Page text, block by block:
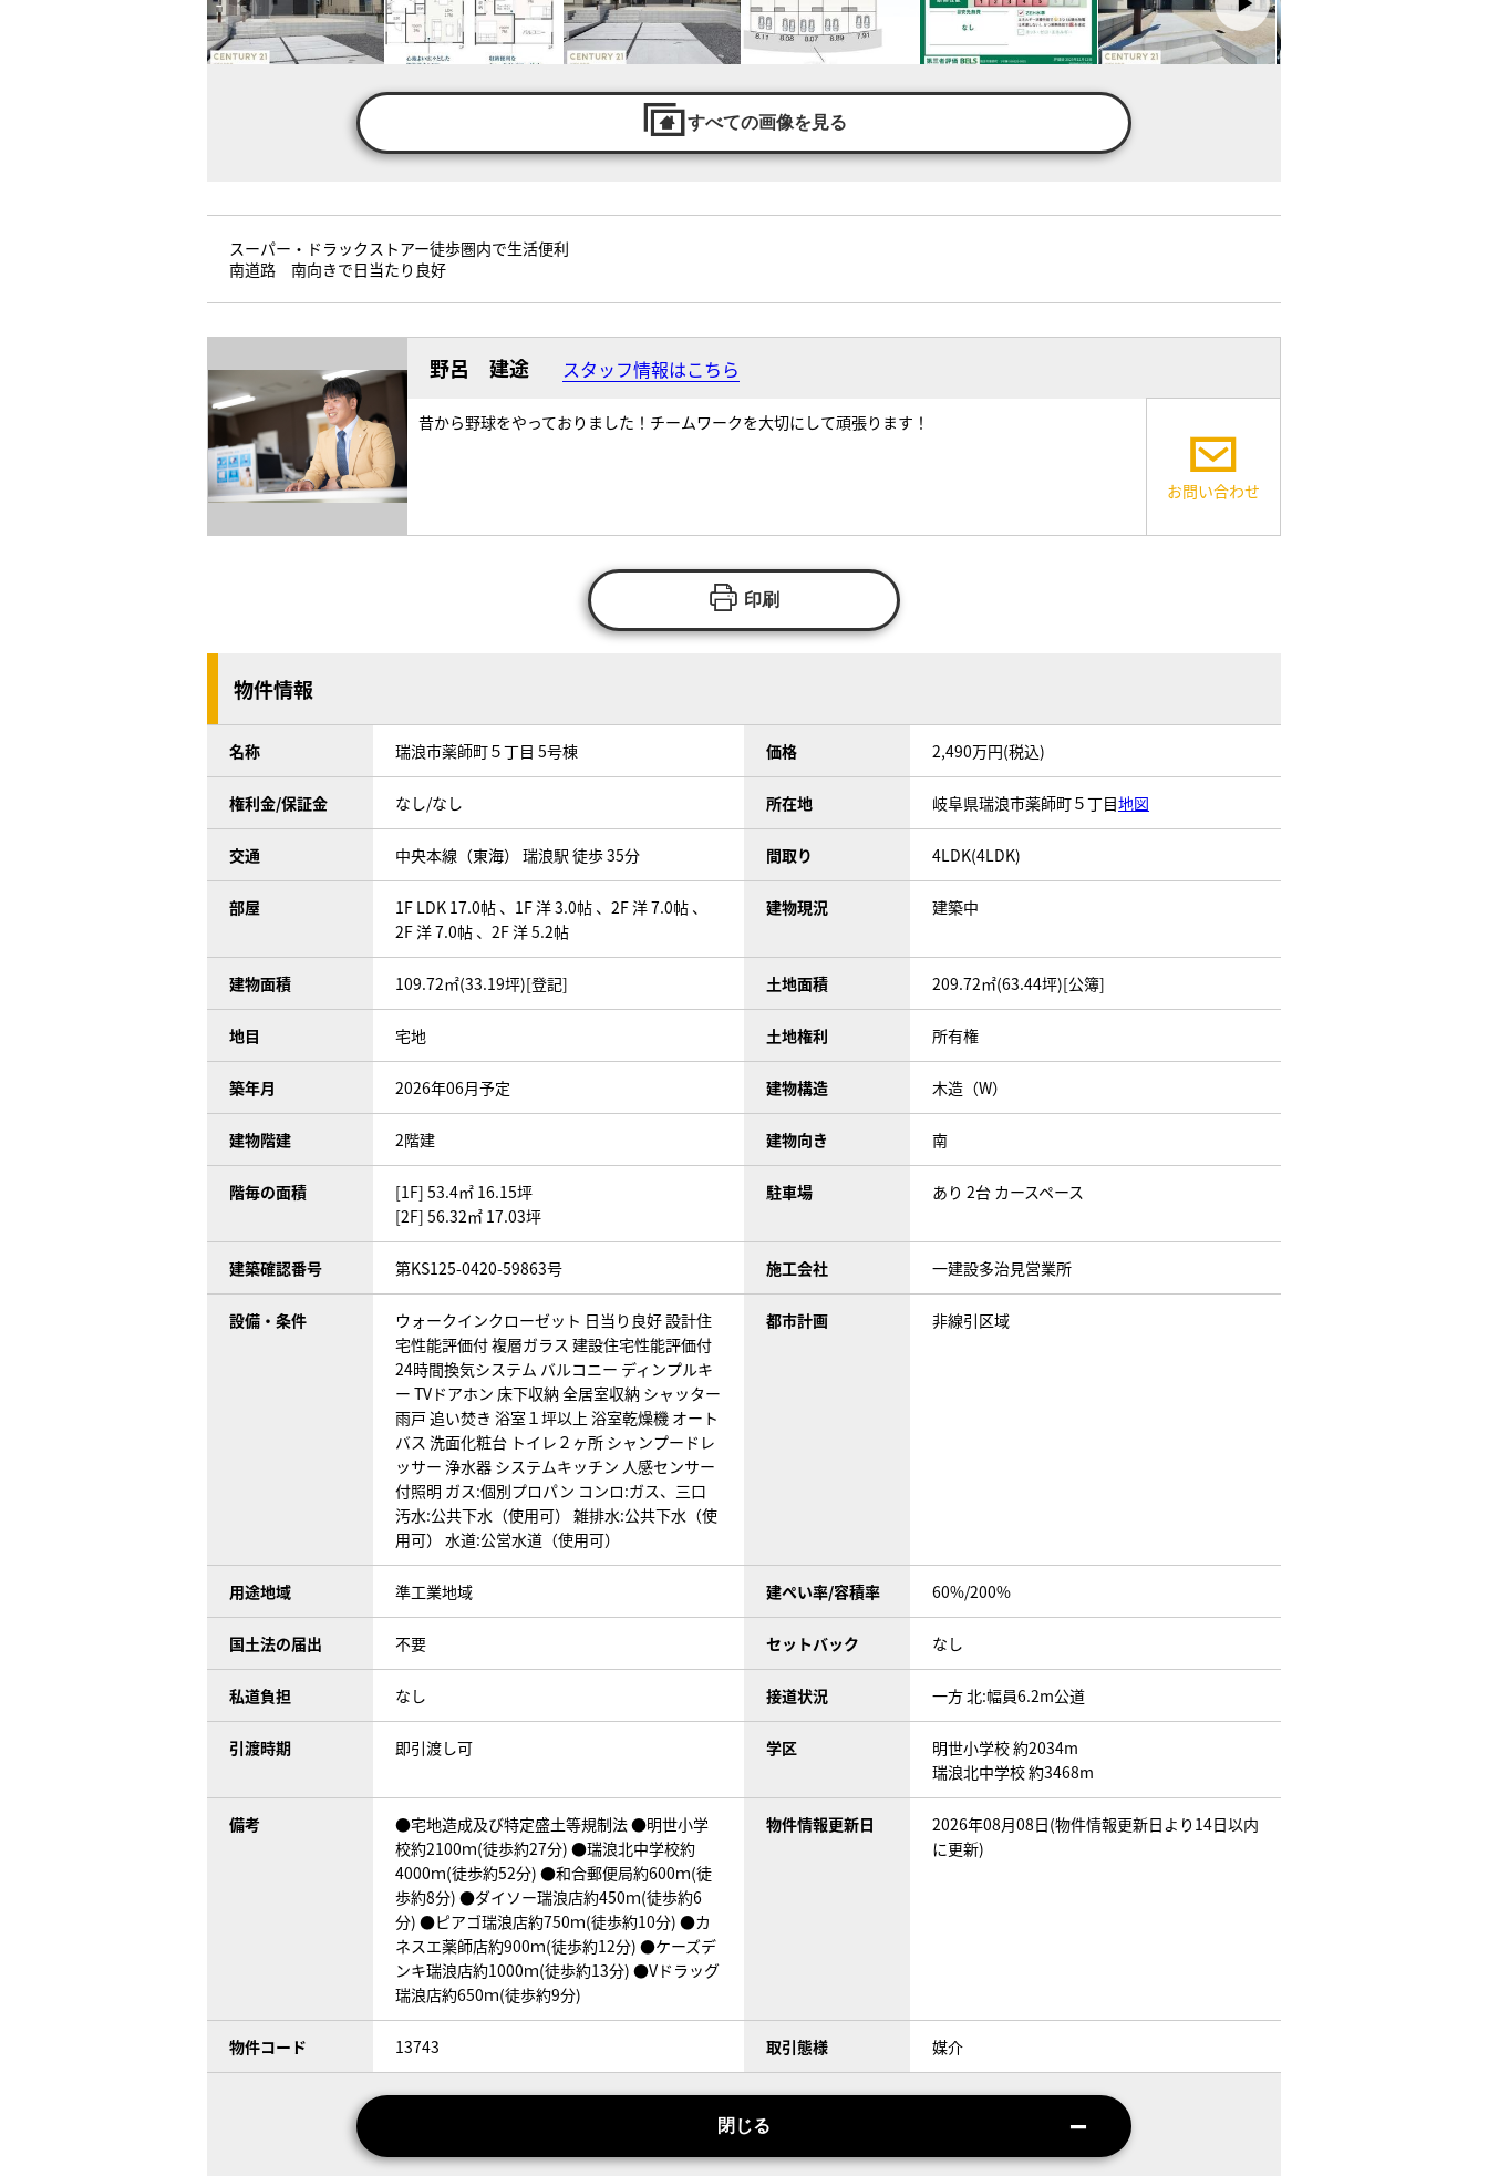
すべての画像を見る
スーパー・ドラックストアー徒歩圏内で生活便利
南道路 南向きで日当たり良好
野呂 建途 スタッフ情報はこちら
昔から野球をやっておりました！チームワークを大切にして頑張ります！
お問い合わせ
印刷
物件情報
名称 瑞浪市薬師町５丁目 5号棟 価格 2,490万円(税込)
権利金/保証金 なし/なし 所在地 岐阜県瑞浪市薬師町５丁目地図
交通 中央本線（東海） 瑞浪駅 徒歩 35分 間取り 4LDK(4LDK)
部屋
1F LDK 17.0帖 、1F 洋 3.0帖 、2F 洋 7.0帖 、
2F 洋 7.0帖 、2F 洋 5.2帖
建物現況 建築中
建物面積 109.72㎡(33.19坪)[登記] 土地面積 209.72㎡(63.44坪)[公簿]
地目 宅地 土地権利 所有権
築年月 2026年06月予定 建物構造 木造（W）
建物階建 2階建 建物向き 南
階毎の面積
[1F] 53.4㎡ 16.15坪
[2F] 56.32㎡ 17.03坪
駐車場 あり 2台 カースペース
建築確認番号 第KS125-0420-59863号 施工会社 一建設多治見営業所
設備・条件 ウォークインクローゼット 日当り良好設計住
宅性能評価付複層ガラス 建設住宅性能評価付
24時間換気システム バルコニー ディンプルキ
ー TVドアホン 床下収納 全居室収納 シャッター
雨戸 追い焚き 浴室１坪以上 浴室乾燥機 オート
バス 洗面化粧台 トイレ２ヶ所 シャンプードレ
ッサー 浄水器 システムキッチン 人感センサー
付照明 ガス:個別プロパン コンロ:ガス、三口
汚水:公共下水（使用可） 雑排水:公共下水（使
用可） 水道:公営水道（使用可）
都市計画 非線引区域
用途地域 準工業地域 建ぺい率/容積率 60%/200%
国土法の届出 不要 セットバック なし
私道負担 なし 接道状況 一方 北:幅員6.2m公道
引渡時期 即引渡し可 学区
明世小学校 約2034m
瑞浪北中学校 約3468m
備考
●宅地造成及び特定盛土等規制法 ●明世小学
校約2100ｍ(徒歩約27分) ●瑞浪北中学校約
4000ｍ(徒歩約52分) ●和合郵便局約600ｍ(徒
歩約8分) ●ダイソー瑞浪店約450ｍ(徒歩約6
分) ●ピアゴ瑞浪店約750ｍ(徒歩約10分) ●カ
ネスエ薬師店約900ｍ(徒歩約12分) ●ケーズデ
ンキ瑞浪店約1000ｍ(徒歩約13分) ●Vドラッグ
瑞浪店約650ｍ(徒歩約9分)
物件情報更新日
2026年08月08日(物件情報更新日より14日以内
に更新)
物件コード 13743 取引態様 媒介
閉じる